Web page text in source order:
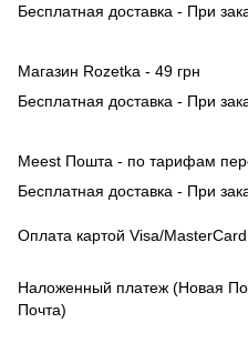
Бесплатная доставка - При
Магазин Rozetka - 49 грн
Бесплатная доставка - При
Meest Пошта - по тарифам
Бесплатная доставка - При
Оплата картой Visa/MasterCard
Наложенный платеж (Новая
Почта)